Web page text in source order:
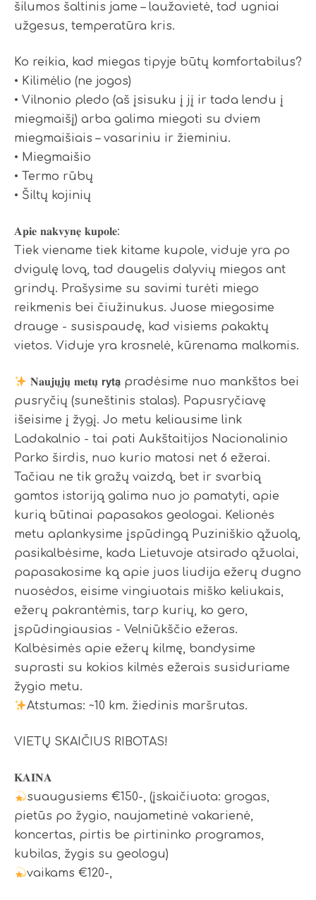
šilumos šaltinis jame – laužavietė, tad ugniai
užgesus, temperatūra kris.
Ko reikia, kad miegas tipyje būtų komfortabilus?
• Kilimėlio (ne jogos)
• Vilnonio pledo (aš įsisuku į jį ir tada lendu į
miegmaišį) arba galima miegoti su dviem
miegmaišiais – vasariniu ir žieminiu.
• Miegmaišio
• Termo rūbų
• Šiltų kojinių
𝐀𝐩𝐢𝐞 𝐧𝐚𝐤𝐯𝐲𝐧𝐞̨ 𝐤𝐮𝐩𝐨𝐥𝐞:
Tiek viename tiek kitame kupole, viduje yra po
dvigulę lovą, tad daugelis dalyvių miegos ant
grindų. Prašysime su savimi turėti miego
reikmenis bei čiužinukus. Juose miegosime
drauge - susispaudę, kad visiems pakaktų
vietos. Viduje yra krosnelė, kūrenama malkomis.
𝐍𝐚𝐮𝐣𝐮̨𝐣𝐮̨ 𝐦𝐞𝐭𝐮̨ 𝗿𝘆𝘁𝗮̨ pradėsime nuo mankštos bei
pusryčių (suneštinis stalas). Papusryčiavę
išeisime į žygį. Jo metu keliausime link
Ladakalnio - tai pati Aukštaitijos Nacionalinio
Parko širdis, nuo kurio matosi net 6 ežerai.
Tačiau ne tik gražų vaizdą, bet ir svarbią
gamtos istoriją galima nuo jo pamatyti, apie
kurią būtinai papasakos geologai. Kelionės
metu aplankysime įspūdingą Puziniškio ąžuolą,
pasikalbėsime, kada Lietuvoje atsirado ąžuolai,
papasakosime ką apie juos liudija ežerų dugno
nuosėdos, eisime vingiuotais miško keliukais,
ežerų pakrantėmis, tarp kurių, ko gero,
įspūdingiausias - Velniūkščio ežeras.
Kalbėsimės apie ežerų kilmę, bandysime
suprasti su kokios kilmės ežerais susiduriame
žygio metu.
Atstumas: ~10 km. žiedinis maršrutas.
VIETŲ SKAIČIUS RIBOTAS!
𝐊𝐀𝐈𝐍𝐀
suaugusiems €150-, (įskaičiuota: grogas,
pietūs po žygio, naujametinė vakarienė,
koncertas, pirtis be pirtininko programos,
kubilas, žygis su geologu)
vaikams €120-,